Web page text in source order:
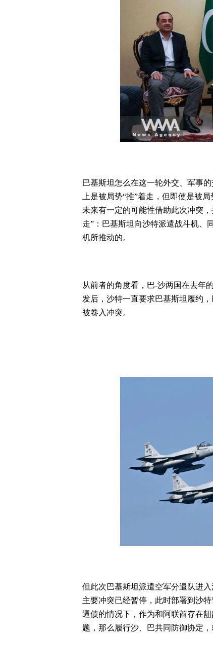
巴基斯坦怎么在这一轮外交、军事
上是被局势“推”着走，但即使是被
未来有一定的可能性借助此次冲突
走”：巴基斯坦向沙特派遣战斗机、
机所推动的。
从前者的角度看，巴-沙两国在去年
发后，沙特一直要求巴基斯坦履约
被卷入冲突。
但此次巴基斯坦派遣空军分遣队进
主要冲突已经暂停，此时部署到沙
逼债的情况下，作为和阿联酋存在
题，那么履行沙、巴共同防御协定